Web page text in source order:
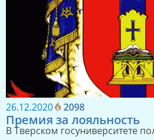
26.12.2020 2098
Премия за лояльность
В Тверском госуниверситете